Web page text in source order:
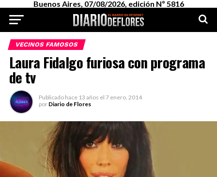
Buenos Aires, 07/08/2026, edición Nº 5816
VECINOS FAMOSOS
Laura Fidalgo furiosa con programa
de tv
Publicado hace 13 años el 7 enero, 2014
por Diario de Flores